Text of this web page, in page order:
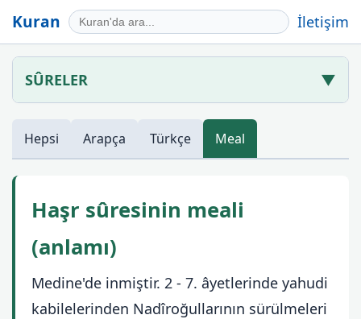
Kuran İletişim
SÛRELER ▼
Hepsi Arapça Türkçe Meal
Haşr sûresinin meali
(anlamı)
Medine'de inmiştir. 2 - 7. âyetlerinde yahudi
kabilelerinden Nadîroğullarının sürülmeleri